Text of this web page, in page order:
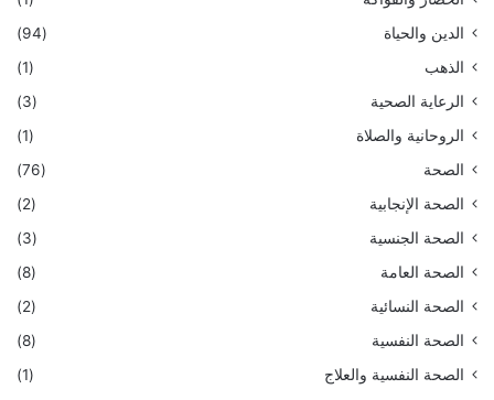
الدين والحياة
(94)
الذهب
(1)
الرعاية الصحية
(3)
الروحانية والصلاة
(1)
الصحة
(76)
الصحة الإنجابية
(2)
الصحة الجنسية
(3)
الصحة العامة
(8)
الصحة النسائية
(2)
الصحة النفسية
(8)
الصحة النفسية والعلاج
(1)